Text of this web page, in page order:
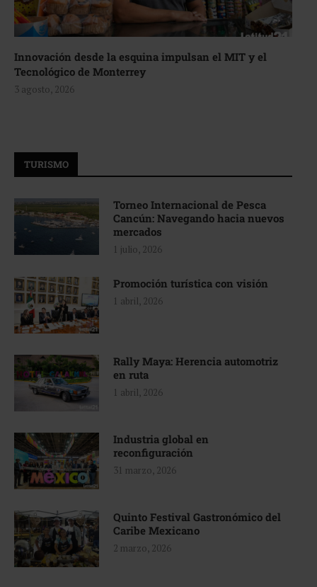
Innovación desde la esquina impulsan el MIT y el
Tecnológico de Monterrey
3 agosto, 2026
TURISMO
Torneo Internacional de Pesca
Cancún: Navegando hacia nuevos
mercados
1 julio, 2026
Promoción turística con visión
1 abril, 2026
Rally Maya: Herencia automotriz
en ruta
1 abril, 2026
Industria global en
reconfiguración
31 marzo, 2026
Quinto Festival Gastronómico del
Caribe Mexicano
2 marzo, 2026